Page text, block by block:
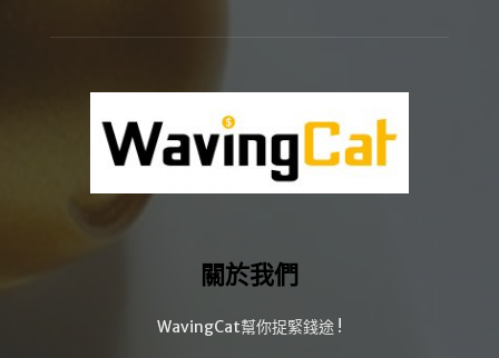
關於我們
WavingCat幫你捉緊錢途 !